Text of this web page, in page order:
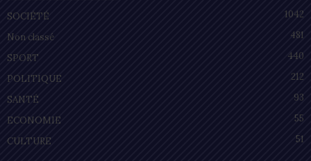
SOCIÉTÉ
1042
Non classé
481
SPORT
440
POLITIQUE
212
SANTÉ
93
ECONOMIE
55
CULTURE
51